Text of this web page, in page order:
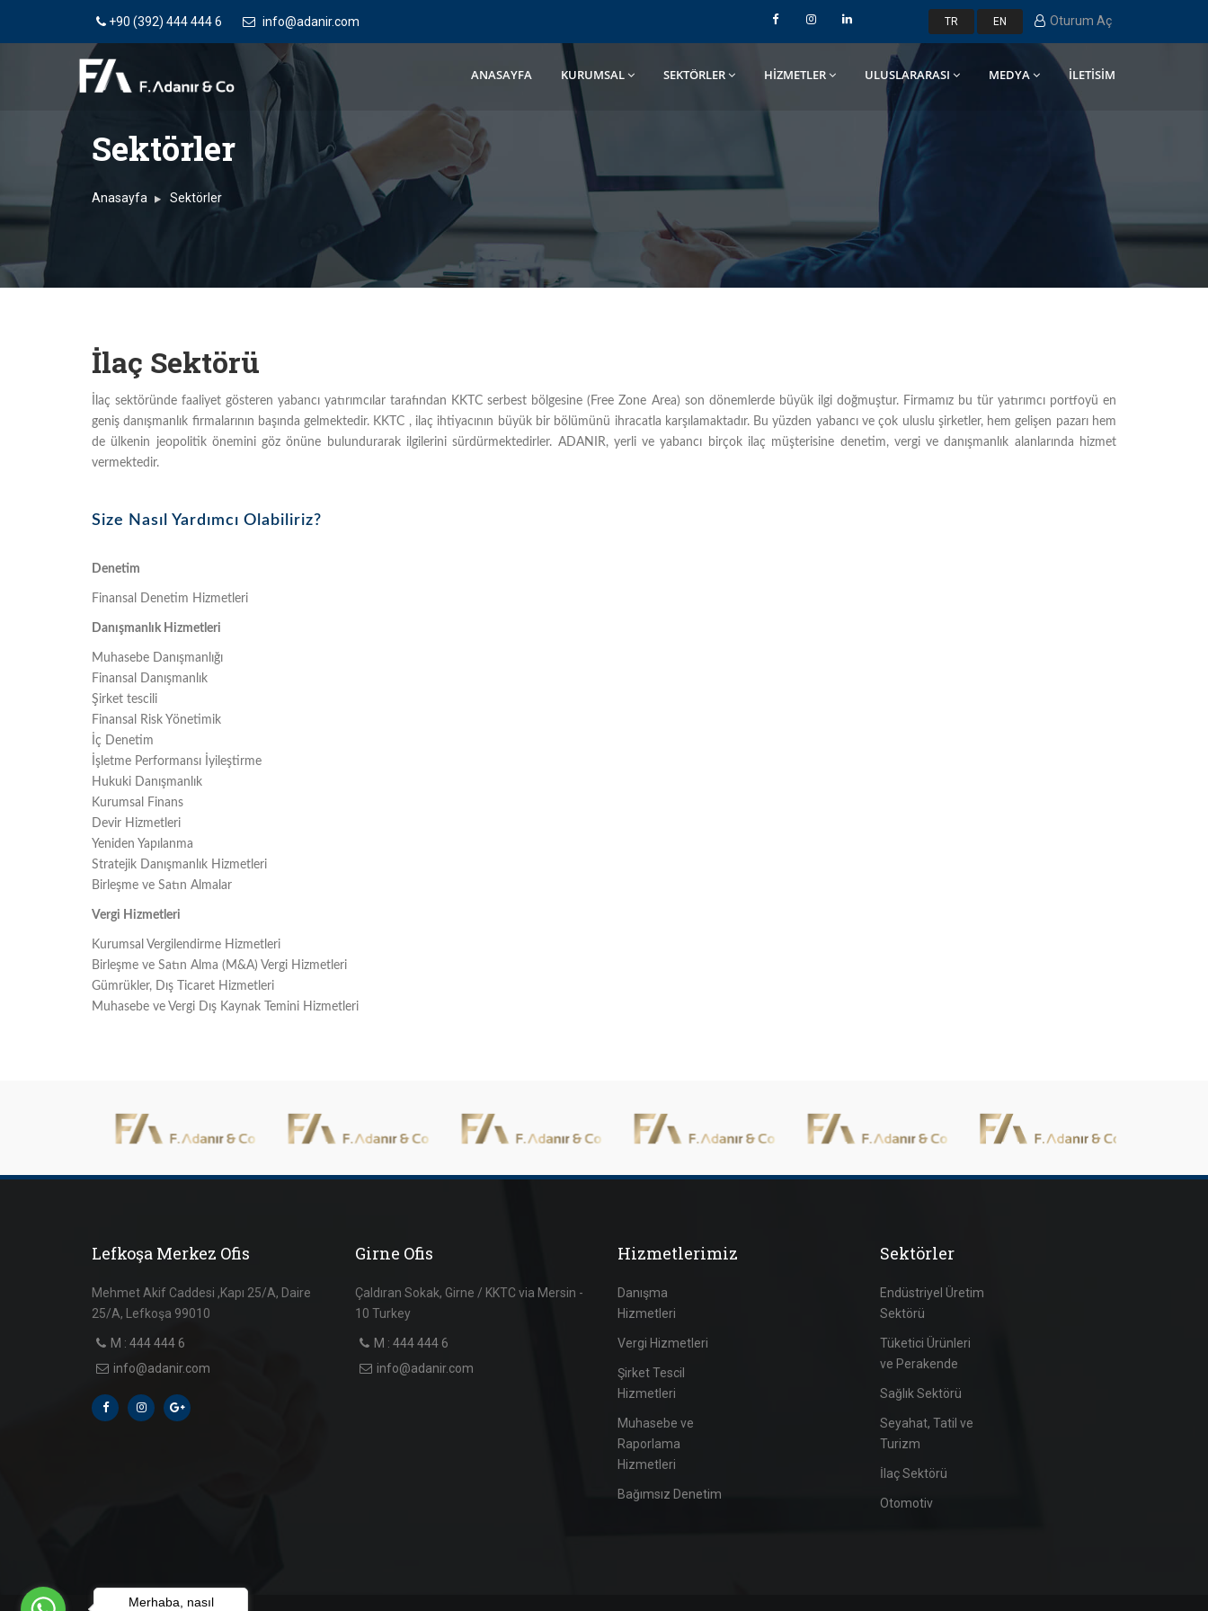
+90 (392) 444 444 6 info@adanir.com TR EN Oturum Aç
ANASAYFA KURUMSAL SEKTÖRLER HİZMETLER ULUSLARARASI MEDYA İLETİSİM
Sektörler
Anasayfa Sektörler
İlaç Sektörü
İlaç sektöründe faaliyet gösteren yabancı yatırımcılar tarafından KKTC serbest bölgesine (Free Zone Area) son dönemlerde büyük ilgi doğmuştur. Firmamız bu tür yatırımcı portfoyü en
geniş danışmanlık firmalarının başında gelmektedir. KKTC , ilaç ihtiyacının büyük bir bölümünü ihracatla karşılamaktadır. Bu yüzden yabancı ve çok uluslu şirketler, hem gelişen pazarı hem
de ülkenin jeopolitik önemini göz önüne bulundurarak ilgilerini sürdürmektedirler. ADANIR, yerli ve yabancı birçok ilaç müşterisine denetim, vergi ve danışmanlık alanlarında hizmet
vermektedir.
Size Nasıl Yardımcı Olabiliriz?
Denetim
Finansal Denetim Hizmetleri
Danışmanlık Hizmetleri
Muhasebe Danışmanlığı
Finansal Danışmanlık
Şirket tescili
Finansal Risk Yönetimik
İç Denetim
İşletme Performansı İyileştirme
Hukuki Danışmanlık
Kurumsal Finans
Devir Hizmetleri
Yeniden Yapılanma
Stratejik Danışmanlık Hizmetleri
Birleşme ve Satın Almalar
Vergi Hizmetleri
Kurumsal Vergilendirme Hizmetleri
Birleşme ve Satın Alma (M&A) Vergi Hizmetleri
Gümrükler, Dış Ticaret Hizmetleri
Muhasebe ve Vergi Dış Kaynak Temini Hizmetleri
Lefkoşa Merkez Ofis
Mehmet Akif Caddesi ,Kapı 25/A, Daire
25/A, Lefkoşa 99010
M : 444 444 6
info@adanir.com
Girne Ofis
Çaldıran Sokak, Girne / KKTC via Mersin -
10 Turkey
M : 444 444 6
info@adanir.com
Hizmetlerimiz
Danışma
Hizmetleri
Vergi Hizmetleri
Şirket Tescil
Hizmetleri
Muhasebe ve
Raporlama
Hizmetleri
Bağımsız Denetim
Sektörler
Endüstriyel Üretim
Sektörü
Tüketici Ürünleri
ve Perakende
Sağlık Sektörü
Seyahat, Tatil ve
Turizm
İlaç Sektörü
Otomotiv
Merhaba, nasıl